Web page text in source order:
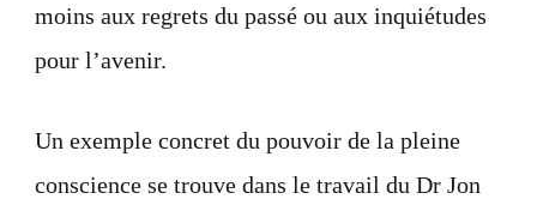
moins aux regrets du passé ou aux inquiétudes
pour l’avenir.
Un exemple concret du pouvoir de la pleine
conscience se trouve dans le travail du Dr Jon